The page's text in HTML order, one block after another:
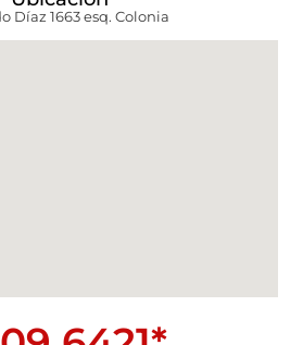
Díaz 1663 esq. Colonia